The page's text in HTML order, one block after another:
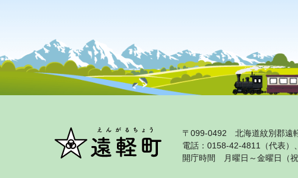
〒099‐0492 北海道紋別郡遠
電話：0158‐42‐4811（代表）
開庁時間 月曜日～金曜日（